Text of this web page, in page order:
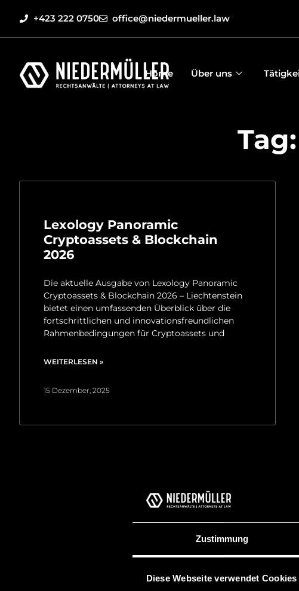
Zustimmung
Diese Webseite verwendet Cookies
+423 222 0750 office@niedermueller.law
Home Über uns
Lexology Panoramic
Cryptoassets & Blockchain
2026
Die aktuelle Ausgabe von Lexology Panoramic
Cryptoassets & Blockchain 2026 – Liechtenstein
bietet einen umfassenden Überblick über die
fortschrittlichen und innovationsfreundlichen
Rahmenbedingungen für Cryptoassets und
WEITERLESEN »
15 Dezember, 2025